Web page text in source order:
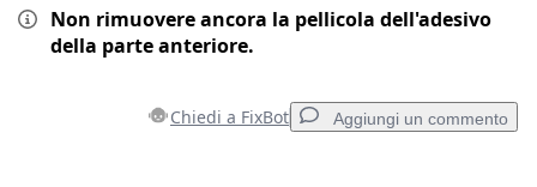
Non rimuovere ancora la pellicola dell'adesivo
della parte anteriore.
Chiedi a FixBot Aggiungi un commento